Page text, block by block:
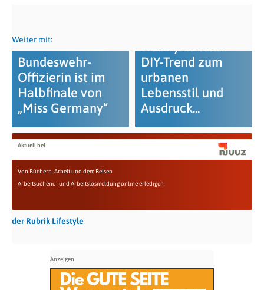
Weiter mit:
Bundeswehr-
Offizierin ist im
Halbfinale von
„Miss Germany“
DIY-Trend zum
urbanen
Lebensstil und
Ausdruck...
Aktuell bei
Von Büchern, Arbeit und dem Reisen
Arbeitsuchend- und Arbeitslosmeldung online erledigen
der Rubrik Lifestyle